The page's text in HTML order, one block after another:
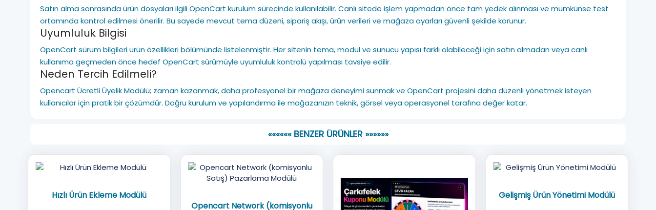
Satın alma sonrasında ürün dosyaları ilgili OpenCart kurulum sürecinde kullanılabilir. Canlı sitede işlem yapmadan önce tam yedek alınması ve mümkünse test
ortamında kontrol edilmesi önerilir. Bu sayede mevcut tema düzeni, sipariş akışı, ürün verileri ve mağaza ayarları güvenli şekilde korunur.
Uyumluluk Bilgisi
OpenCart sürüm bilgileri ürün özellikleri bölümünde listelenmiştir. Her sitenin tema, modül ve sunucu yapısı farklı olabileceği için satın almadan veya canlı
kullanıma geçmeden önce hedef OpenCart sürümüyle uyumluluk kontrolü yapılması tavsiye edilir.
Neden Tercih Edilmeli?
Opencart Ücretli Üyelik Modülü; zaman kazanmak, daha profesyonel bir mağaza deneyimi sunmak ve OpenCart projesini daha düzenli yönetmek isteyen
kullanıcılar için pratik bir çözümdür. Doğru kurulum ve yapılandırma ile mağazanızın teknik, görsel veya operasyonel tarafına değer katar.
«««««« BENZER ÜRÜNLER »»»»»»
Hızlı Ürün Ekleme Modülü
Opencart Network (komisyonlu
Gelişmiş Ürün Yönetimi Modülü